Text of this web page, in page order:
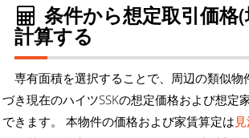
条件から想定取引価格
計算する
専有面積を選択することで、周辺の類似物
づき現在のハイツSSKの想定価格および想定
できます。 本物件の価格および家賃算定は